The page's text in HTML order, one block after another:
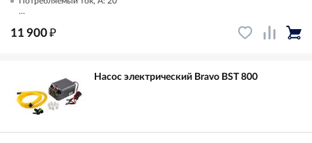
...
11 900₽
Насос электрический Bravo BST 800